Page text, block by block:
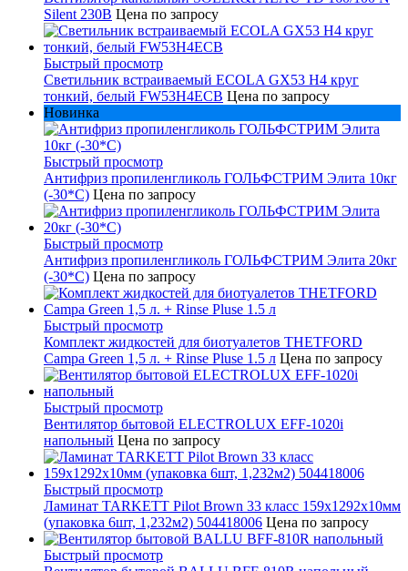
Silent 230В Цена по запросу
Быстрый просмотр
Светильник встраиваемый ECOLA GX53 H4 круг
тонкий, белый FW53H4ECB Цена по запросу
Новинка
Быстрый просмотр
Антифриз пропиленгликоль ГОЛЬФСТРИМ Элита 10кг
(-30*С) Цена по запросу
Быстрый просмотр
Антифриз пропиленгликоль ГОЛЬФСТРИМ Элита 20кг
(-30*С) Цена по запросу
Быстрый просмотр
Комплект жидкостей для биотуалетов THETFORD
Campa Green 1,5 л. + Rinse Pluse 1.5 л Цена по запросу
Быстрый просмотр
Вентилятор бытовой ELECTROLUX EFF-1020i
напольный Цена по запросу
Быстрый просмотр
Ламинат TARKETT Pilot Brown 33 класс 159х1292х10мм
(упаковка 6шт, 1,232м2) 504418006 Цена по запросу
Быстрый просмотр